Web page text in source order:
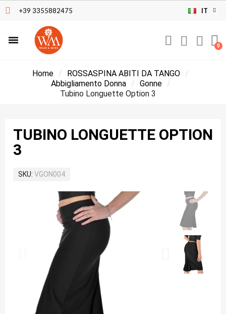
+39 3355882475 IT
Home
ROSSASPINA ABITI DA TANGO
Abbigliamento Donna
Gonne
Tubino Longuette Option 3
TUBINO LONGUETTE OPTION
3
SKU VGON004